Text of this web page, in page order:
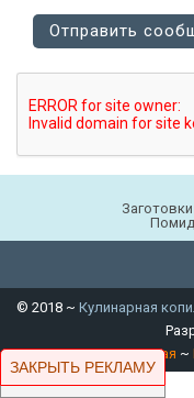
© 2018~ Кулинарная
~Главная ~
ЗАКРЫТЬ РЕКЛАМУ